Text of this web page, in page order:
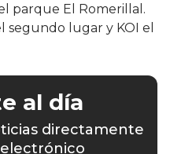
parque El Romerillal.
segundo lugar y KOI el
al día
directamente